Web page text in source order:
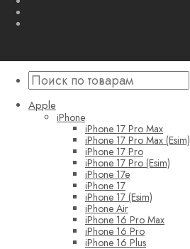
Apple
iPhone
iPhone 17 Pro Max
iPhone 17 Pro Max (Esim)
iPhone 17 Pro
iPhone 17 Pro (Esim)
iPhone 17e
iPhone 17
iPhone 17 (Esim)
iPhone Air
iPhone 16 Pro Max
iPhone 16 Pro
iPhone 16 Plus